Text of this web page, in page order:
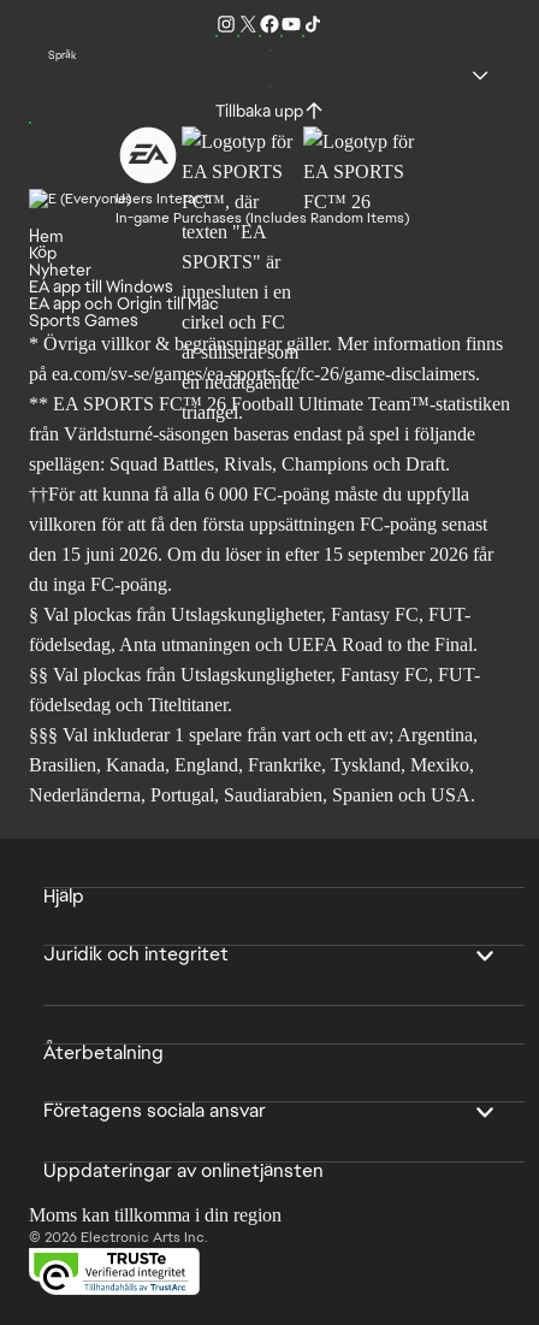
Språk
Tillbaka upp
Users Interact
In-game Purchases (Includes Random Items)
Hem
Köp
Nyheter
EA app till Windows
EA app och Origin till Mac
Sports Games
* Övriga villkor & begränsningar gäller. Merinformation finns
på ea.com/sv-se/games/ea-sports-fc/fc-26/game-disclaimers.
** EA SPORTS FC™ 26 Football Ultimate Team™-statistiken
från Världsturné-säsongen baseras endast på spel i följande
spellägen: Squad Battles, Rivals, Champions och Draft.
††För att kunna få alla 6 000 FC-poäng måste du uppfylla
villkoren för att få den första uppsättningen FC-poäng senast
den 15 juni 2026. Om du löser in efter 15 september 2026 får
du inga FC-poäng.
§ Val plockas från Utslagskungligheter, Fantasy FC, FUT-
födelsedag, Anta utmaningen och UEFA Road to the Final.
§§ Val plockas från Utslagskungligheter, Fantasy FC, FUT-
födelsedag och Titeltitaner.
§§§ Val inkluderar 1 spelare från vart och ett av; Argentina,
Brasilien, Kanada, England, Frankrike, Tyskland, Mexiko,
Nederländerna, Portugal, Saudiarabien, Spanien och USA.
Hjälp
Juridik och integritet
Återbetalning
Företagens sociala ansvar
Uppdateringar av onlinetjänsten
Moms kan tillkomma i din region
© 2026 Electronic Arts Inc.